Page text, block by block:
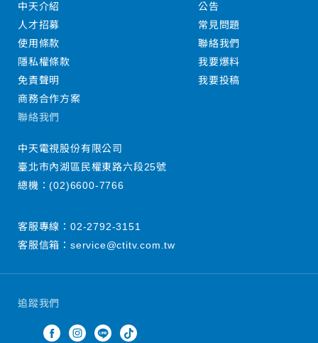
追蹤我們
中天介紹
人才招募
使用條款
隱私權條款
免責聲明
商務合作方案
公告
常見問題
聯絡我們
我要爆料
我要投稿
聯絡我們
中天電視股份有限公司
臺北市內湖區民權東路六段25號
總機：(02)6600-7766
客服專線： 02-2792-3151
客服信箱： service@ctitv.com.tw